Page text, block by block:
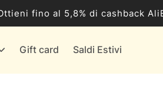
fino al 5,8% di cashback
Gift card Saldi Estivi